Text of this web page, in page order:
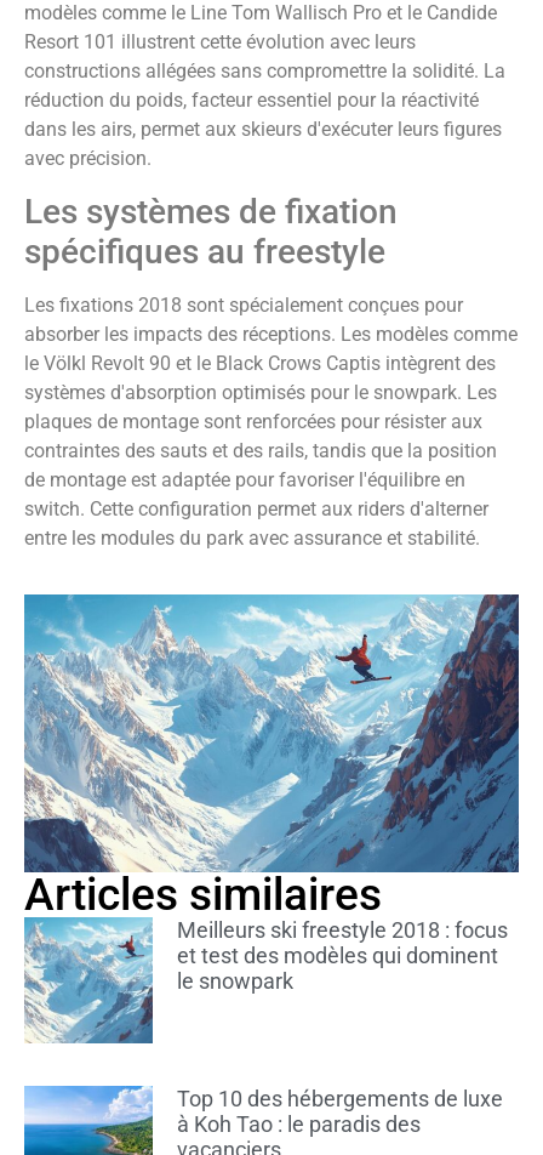
modèles comme le Line Tom Wallisch Pro et le Candide
Resort 101 illustrent cette évolution avec leurs
constructions allégées sans compromettre la solidité. La
réduction du poids, facteur essentiel pour la réactivité
dans les airs, permet aux skieurs d'exécuter leurs figures
avec précision.
Les systèmes de fixation
spécifiques au freestyle
Les fixations 2018 sont spécialement conçues pour
absorber les impacts des réceptions. Les modèles comme
le Völkl Revolt 90 et le Black Crows Captis intègrent des
systèmes d'absorption optimisés pour le snowpark. Les
plaques de montage sont renforcées pour résister aux
contraintes des sauts et des rails, tandis que la position
de montage est adaptée pour favoriser l'équilibre en
switch. Cette configuration permet aux riders d'alterner
entre les modules du park avec assurance et stabilité.
Articles similaires
Meilleurs ski freestyle 2018 : focus
et test des modèles qui dominent
le snowpark
Top 10 des hébergements de luxe
à Koh Tao : le paradis des
vacanciers